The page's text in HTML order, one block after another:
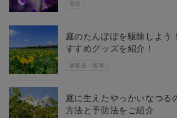
害虫
病害虫・雑草
庭のたんぽぽを駆除しよう
すすめグッズを紹介！
庭に生えたやっかいなつる
方法と予防法をご紹介